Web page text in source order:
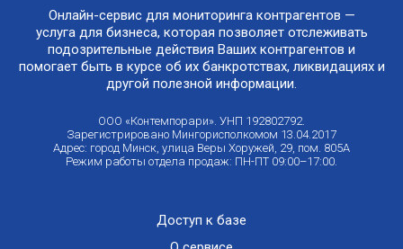
Онлайн-сервис для мониторинга контрагентов —
услуга для бизнеса, которая позволяет отслеживать
подозрительные действия Ваших контрагентов и
помогает быть в курсе об их банкротствах, ликвидациях и
другой полезной информации.
ООО «Контемпорари». УНП 192802792.
Зарегистрировано Мингорисполкомом 13.04.2017
Адрес: город Минск, улица Веры Хоружей, 29, пом. 805А
Режим работы отдела продаж: ПН-ПТ 09:00–17:00.
Доступ к базе